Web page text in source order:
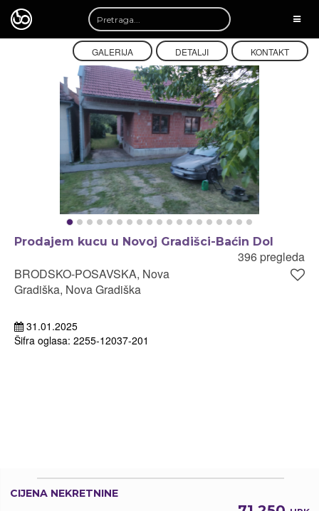
GALERIJA DETALJI KONTAKT
Prodajem kucu u Novoj Gradišci-Baćin Dol
396 pregleda
BRODSKO-POSAVSKA, Nova
Gradiška, Nova Gradiška
31.01.2025
Šifra oglasa: 2255-12037-201
CIJENA NEKRETNINE